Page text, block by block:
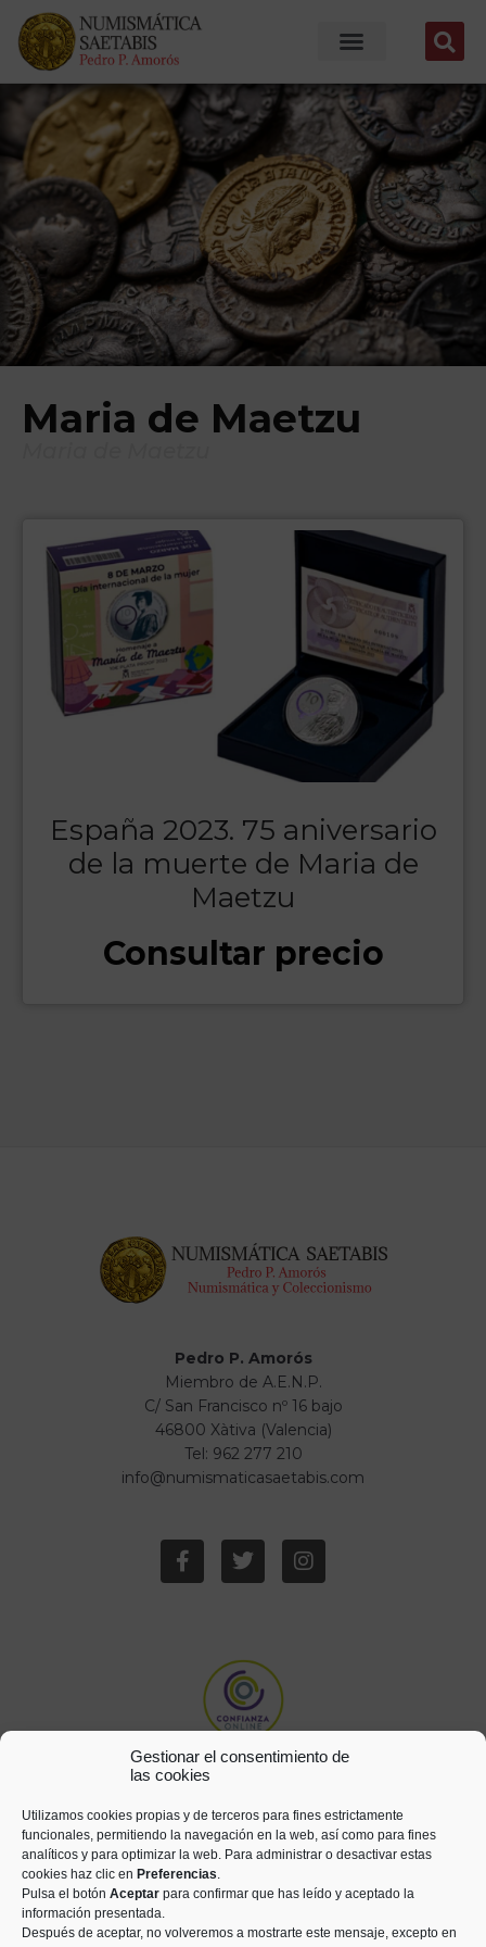
Gestionar el consentimiento de
las cookies
Utilizamos cookies propias y de terceros para fines estrictamente
funcionales, permitiendo la navegación en la web, así como para fines
analíticos y para optimizar la web. Para administrar o desactivar estas
cookies haz clic en Preferencias.
Pulsa el botón Aceptar para confirmar que has leído y aceptado la
información presentada.
Después de aceptar, no volveremos a mostrarte este mensaje, excepto en
Maria de Maetzu
España 2023. 75 aniversario
de la muerte de Maria de
Maetzu
Consultar precio
Pedro P. Amorós
Miembro de A.E.N.P.
C/ San Francisco nº 16 bajo
46800 Xàtiva (Valencia)
Tel: 962 277 210
info@numismaticasaetabis.com